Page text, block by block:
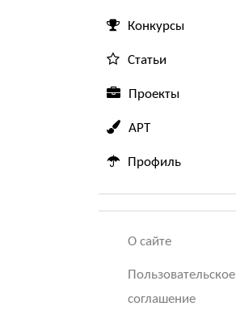
Конкурсы
Статьи
Проекты
АРТ
Профиль
О сайте
Пользовательское
соглашение